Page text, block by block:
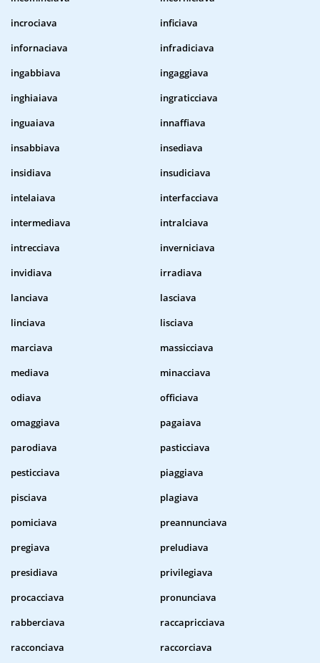
incrociava
inficiava
infornaciava
infradiciava
ingabbiava
ingaggiava
inghiaiava
ingraticciava
inguaiava
innaffiava
insabbiava
insediava
insidiava
insudiciava
intelaiava
interfacciava
intermediava
intralciava
intrecciava
inverniciava
invidiava
irradiava
lanciava
lasciava
linciava
lisciava
marciava
massicciava
mediava
minacciava
odiava
officiava
omaggiava
pagaiava
parodiava
pasticciava
pesticciava
piaggiava
pisciava
plagiava
pomiciava
preannunciava
pregiava
preludiava
presidiava
privilegiava
procacciava
pronunciava
rabberciava
raccapricciava
racconciava
raccorciava